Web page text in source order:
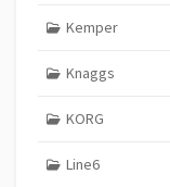
Kemper
Knaggs
KORG
Line6